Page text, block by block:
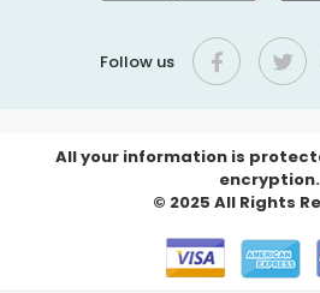
Follow us
All your information is
encryption.
© 2025 All Rights